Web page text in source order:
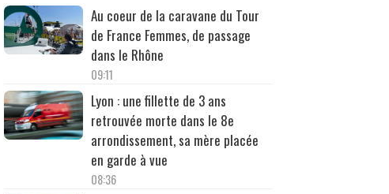
Au coeur de la caravane du Tour
de France Femmes, de passage
dans le Rhône
09:11
Lyon : une fillette de 3 ans
retrouvée morte dans le 8e
arrondissement, sa mère placée
en garde à vue
08:36